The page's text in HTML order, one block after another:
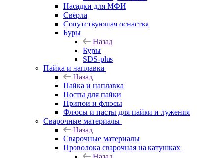
Насадки для МФИ
Свёрла
Сопутствующая оснастка
Буры
Назад
Буры
SDS-plus
Пайка и наплавка
Назад
Пайка и наплавка
Посты для пайки
Припои и флюсы
Флюсы и пасты для пайки и лужения
Сварочные материалы
Назад
Сварочные материалы
Проволока сварочная на катушках
Назад